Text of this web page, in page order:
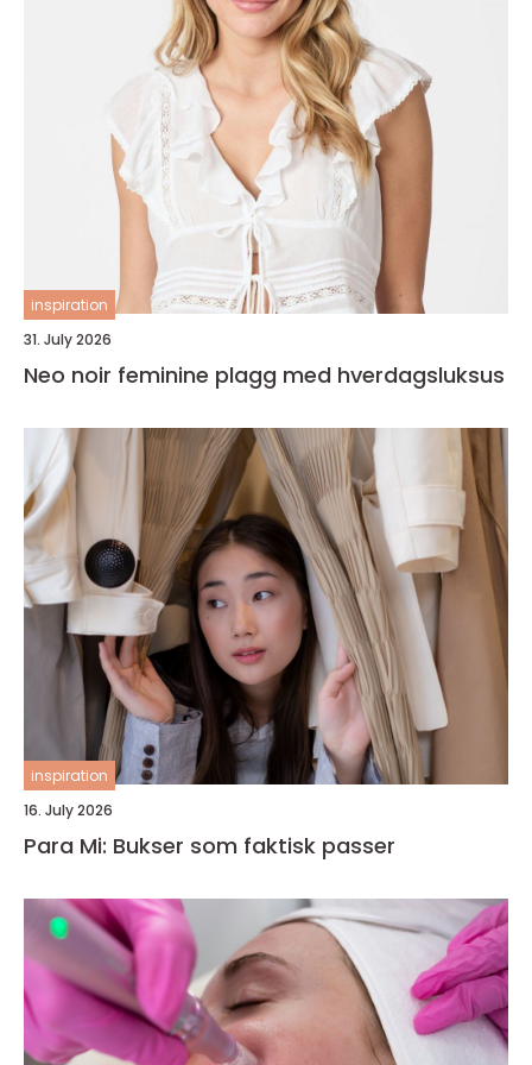
inspiration
31. July 2026
Neo noir feminine plagg med hverdagsluksus
inspiration
16. July 2026
Para Mi: Bukser som faktisk passer